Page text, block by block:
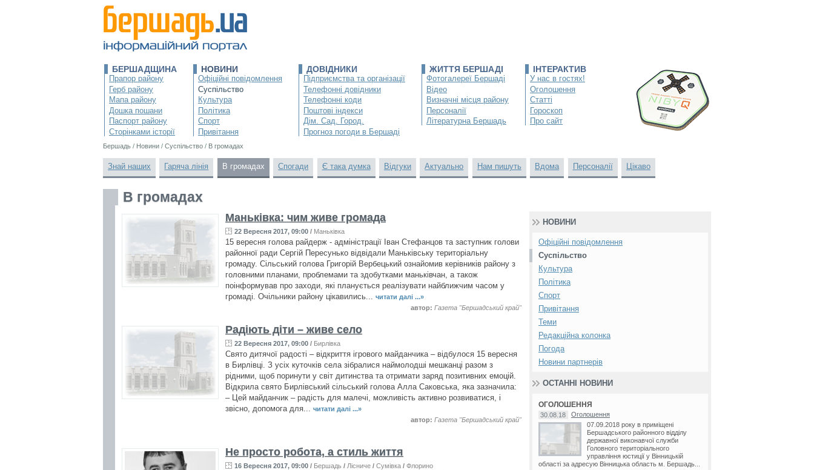
БЕРШАДЩИНА
Прапор району
Герб району
Мапа району
Дошка пошани
Паспорт району
Сторінками історії
НОВИНИ
Офіційні повідомлення
Суспільство
Культура
Політика
Спорт
Привітання
ДОВІДНИКИ
Підприємства та організації
Телефонні довідники
Телефонні коди
Поштові індекси
Дім. Сад. Город.
Прогноз погоди в Бершаді
ЖИТТЯ БЕРШАДІ
Фотогалереї Бершаді
Відео
Визначні місця району
Персоналії
Літературна Бершадь
ІНТЕРАКТИВ
У нас в гостях!
Оголошення
Статті
Гороскоп
Про сайт
Бершадь / Новини / Суспільство / В громадах
Знай наших Гаряча лінія В громадах Спогади Є така думка Відгуки Актуально Нам пишуть Вдома Персоналії Цікаво
В громадах
Маньківка: чим живе громада
22 Вересня 2017, 09:00 / Маньківка
15 вересня голова райдерж - адміністрації Іван Стефанцов та заступник голови
районної ради Сергій Пересунько відвідали Маньківську територіальну
громаду. Сільський голова Григорій Вербецький ознайомив керівників району з
головними планами, проблемами та здобутками маньківчан, а також
поінформував про заходи, які планується реалізувати найближчим часом у
громаді. Очільники району цікавились...
читати далі ...»
автор: Газета "Бершадський край"
Радіють діти – живе село
22 Вересня 2017, 09:00 / Бирлівка
Свято дитячої радості – відкриття ігрового майданчика – відбулося 15 вересня
в Бирлівці. З усіх куточків села зібралися наймолодші мешканці разом з
рідними, щоб поринути у світ дитинства та отримати заряд позитивних емоцій.
Відкрила свято Бирлівський сільський голова Алла Саковська, яка зазначила:
– Цей майданчик – радість для малечі, можливість активно розвиватися, і
звісно, допомога для...
читати далі ...»
автор: Газета "Бершадський край"
Не просто робота, а стиль життя
16 Вересня 2017, 09:00 / Бершадь / Лісниче / Сумівка / Флорино
НОВИНИ
Офіційні повідомлення
Суспільство
Культура
Політика
Спорт
Привітання
Теми
Редакційна колонка
Погода
Новини партнерів
ОСТАННІ НОВИНИ
ОГОЛОШЕННЯ
30.08.18
Оголошення
07.09.2018 року в приміщені
Бершадського районного відділу
державної виконавчої служби
Головного територіального
управління юстиції у Вінницькій
області за адресую Вінницька область м. Бершадь...